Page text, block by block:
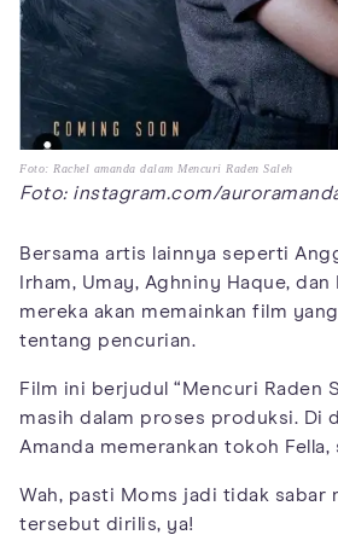
Foto: Rachel amanda dalam Mencuri Raden Saleh
Foto: instagram.com/
Bersama artis lainnya seperti
Irham, Umay, Aghniny Haque, dan
mereka akan memainkan film
tentang pencurian.
Film ini berjudul “Mencuri Raden
masih dalam proses produksi. Di
Amanda memerankan tokoh Fella,
Wah, pasti Moms jadi tidak sabar
tersebut dirilis, ya!